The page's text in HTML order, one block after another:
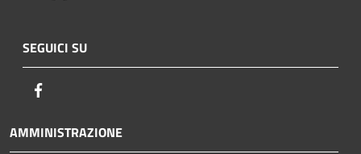
SEGUICI SU
AMMINISTRAZIONE